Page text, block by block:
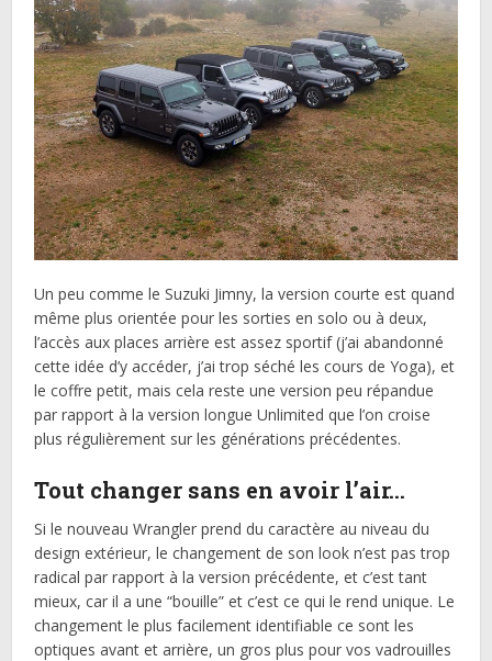
Un peu comme le Suzuki Jimny, la version courte est quand
même plus orientée pour les sorties en solo ou à deux,
l’accès aux places arrière est assez sportif (j’ai abandonné
cette idée d’y accéder, j’ai trop séché les cours de Yoga), et
le coffre petit, mais cela reste une version peu répandue
par rapport à la version longue Unlimited que l’on croise
plus régulièrement sur les générations précédentes.
Tout changer sans en avoir l’air…
Si le nouveau Wrangler prend du caractère au niveau du
design extérieur, le changement de son look n’est pas trop
radical par rapport à la version précédente, et c’est tant
mieux, car il a une “bouille” et c’est ce qui le rend unique. Le
changement le plus facilement identifiable ce sont les
optiques avant et arrière, un gros plus pour vos vadrouilles